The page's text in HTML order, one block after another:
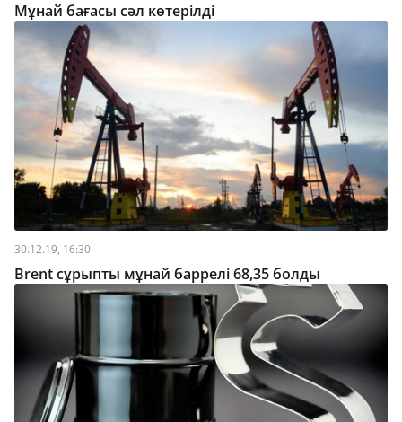
Мұнай бағасы сәл көтерілді
30.12.19, 16:30
Brent сұрыпты мұнай баррелі 68,35 болды